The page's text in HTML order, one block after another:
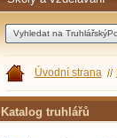
Úvodní strana
Katalog truhlářů